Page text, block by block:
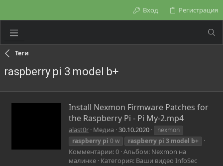
Вход Регистрация
Теги
raspberry pi 3 model b+
Install Nexmon Firmware Patches for
the Raspberry Pi - Pi My-2.mp4
alast0r Медиа 30.10.2020
nexmon
raspberry pi 0 w raspberry pi 3 model b+
Комментарии: 0 Альбом: Nexmon на
малинке Категория: Ваши видео InfoSec